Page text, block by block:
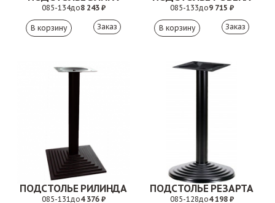
085-134до8 243 ₽
Заказ
085-133до9 715 ₽
Заказ
ПОДСТОЛЬЕ РИЛИНДА
085-131до4 376 ₽
ПОДСТОЛЬЕ РЕЗАРТА
085-128до4 198 ₽